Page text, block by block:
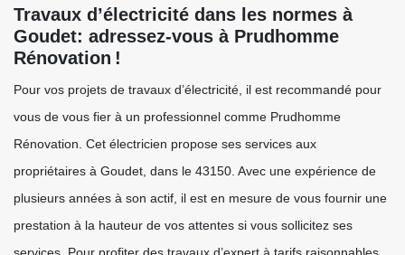
Travaux d’électricité dans les normes à
Goudet: adressez-vous à Prudhomme
Rénovation !
Pour vos projets de travaux d’électricité, il est recommandé pour
vous de vous fier à un professionnel comme Prudhomme
Rénovation. Cet électricien propose ses services aux
propriétaires à Goudet, dans le 43150. Avec une expérience de
plusieurs années à son actif, il est en mesure de vous fournir une
prestation à la hauteur de vos attentes si vous sollicitez ses